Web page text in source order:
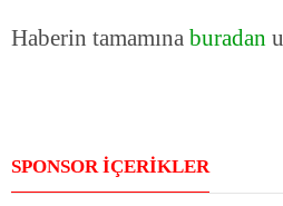
Haberin tamamına buradan
SPONSOR İÇERİKLER